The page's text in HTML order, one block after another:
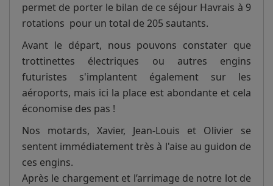
permet de porter le bilan de ce séjour Havrais à 9
rotations pour un total de 205 sautants.
Avant le départ, nous pouvons constater que
trottinettes électriques ou autres engins
futuristes s'implantent également sur les
aéroports, mais ici la place est abondante et cela
économise des pas !
Nos motards, Xavier, Jean-Louis et Olivier se
sentent immédiatement très à l'aise au guidon de
ces engins.
Après le chargement et l’arrimage de notre lot de